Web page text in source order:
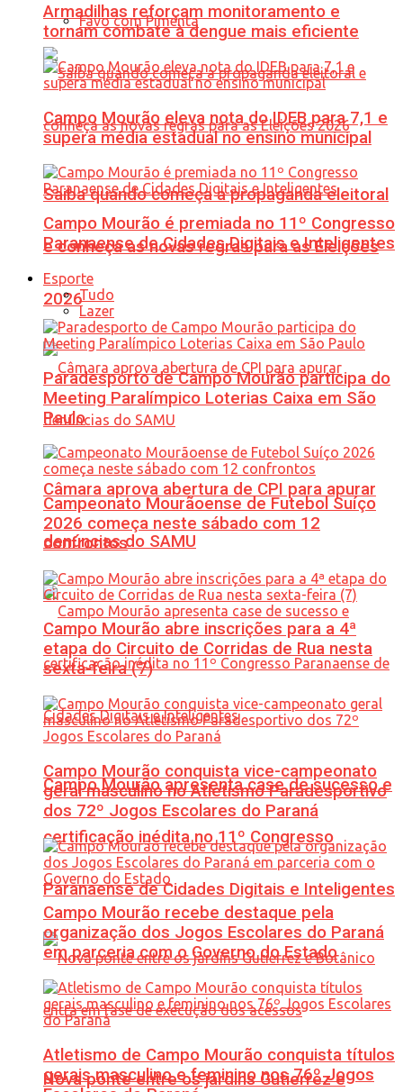
Favo com Pimenta
Saiba quando começa a propaganda eleitoral
e conheça as novas regras para as Eleições
2026
Câmara aprova abertura de CPI para apurar
denúncias do SAMU
Campo Mourão apresenta case de sucesso e
certificação inédita no 11º Congresso
Paranaense de Cidades Digitais e Inteligentes
Nova ponte entre os jardins Gutierrez e
Armadilhas reforçam monitoramento e
tornam combate à dengue mais eficiente
Campo Mourão eleva nota do IDEB para 7,1 e
supera média estadual no ensino municipal
Campo Mourão é premiada no 11º Congresso
Paranaense de Cidades Digitais e Inteligentes
Esporte
Tudo
Lazer
Paradesporto de Campo Mourão participa do
Meeting Paralímpico Loterias Caixa em São
Paulo
Campeonato Mourãoense de Futebol Suíço
2026 começa neste sábado com 12
confrontos
Campo Mourão abre inscrições para a 4ª
etapa do Circuito de Corridas de Rua nesta
sexta-feira (7)
Campo Mourão conquista vice-campeonato
geral masculino no Atletismo Paradesportivo
dos 72º Jogos Escolares do Paraná
Campo Mourão recebe destaque pela
organização dos Jogos Escolares do Paraná
em parceria com o Governo do Estado
Atletismo de Campo Mourão conquista títulos
gerais masculino e feminino nos 76º Jogos